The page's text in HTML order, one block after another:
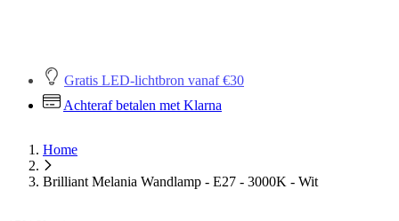
Gratis LED-lichtbron vanaf €30
Achteraf betalen met Klarna
Home
Brilliant Melania Wandlamp - E27 - 3000K - Wit